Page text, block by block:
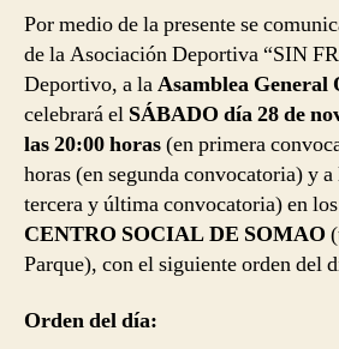
Por medio de la presente se
de la Asociación Deportiva “SIN
Deportivo, a laAsamblea
celebrará el SÁBADO día 28 de
las 20:00 horas(en primera
horas (en segunda convocatoria) y
tercera y última convocatoria) en
CENTRO SOCIAL DE SOMAO
Parque), con el siguiente orden del
Orden del día: